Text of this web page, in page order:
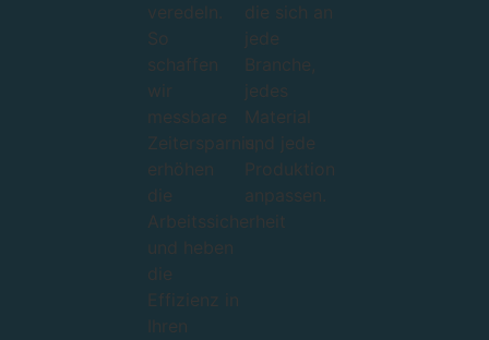
veredeln.
So
schaffen
wir
messbare
Zeitersparnis,
erhöhen
die
Arbeitssicherheit
und heben
die
Effizienz in
Ihren
die sich an
jede
Branche,
jedes
Material
und jede
Produktion
anpassen.